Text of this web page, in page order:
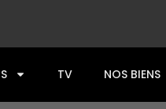
TV NOS BIENS